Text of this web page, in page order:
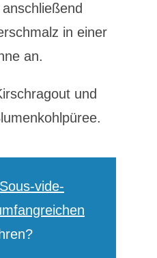
in einer
an.
und
Sous-vide-